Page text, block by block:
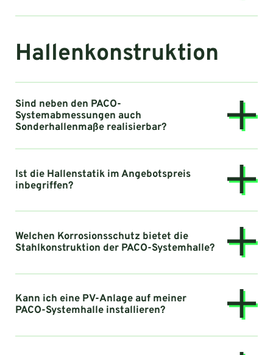
Hallenkonstruktion
Sind neben den PACO-
Systemabmessungen auch
Sonderhallenmaße realisierbar?
Ist die Hallenstatik im Angebotspreis
inbegriffen?
Welchen Korrosionsschutz bietet die
Stahlkonstruktion der PACO-Systemhalle?
Kann ich eine PV-Anlage auf meiner
PACO-Systemhalle installieren?